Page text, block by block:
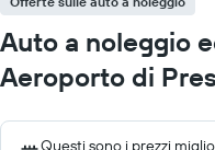
Auto a noleggio
Aeroporto di
Questi sono i prezzi